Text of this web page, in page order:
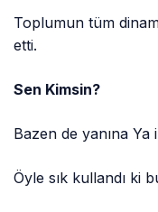
Toplumun tüm
etti.
Sen Kimsin?
Bazen de yanına Ya
Öyle sık kullandı ki